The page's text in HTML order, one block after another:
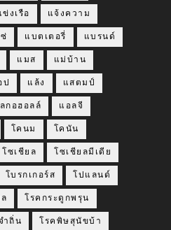
ข่งเรือ แจ้งความ
แบตเตอรี่ แบรนด์
แมส แม่บ้าน
ป แล้ง แสตมป์
กอฮอลล์ แอลจี
โคนม โคนัน
โซเชียล โซเชียลมีเดีย
โบรกเกอร์ส โปแลนด์
โรคกระดูกพรุน
ำถิ่น โรคพิษสุนัขบ้า